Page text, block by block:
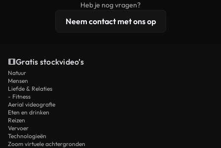
licentiebescherming omvat.
Heb je nog vragen?
Neem contact met ons op
Gratis stockvideo’s
Natuur
Mensen
Liefde & Relaties
- Fitness
Aerial videografie
Eten en drinken
Reizen
Vervoer
Technologieën
Zoom virtuele achtergronden